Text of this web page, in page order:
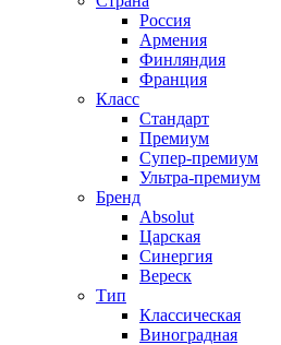
Россия
Армения
Финляндия
Франция
Класс
Стандарт
Премиум
Супер-премиум
Ультра-премиум
Бренд
Absolut
Царская
Синергия
Вереск
Тип
Классическая
Виноградная